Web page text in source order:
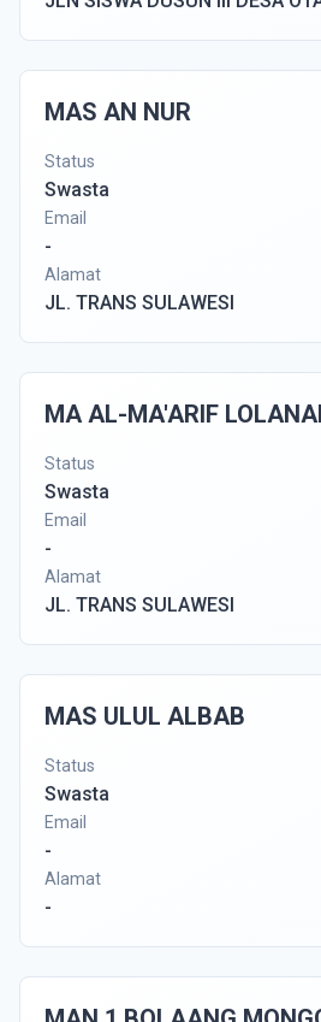
MAS AN NUR
Status
Swasta
Email
-
Alamat
JL. TRANS SULAWESI
MA AL-MA'ARIF
Status
Swasta
Email
-
Alamat
JL. TRANS SULAWESI
MAS ULUL ALBAB
Status
Swasta
Email
-
Alamat
-